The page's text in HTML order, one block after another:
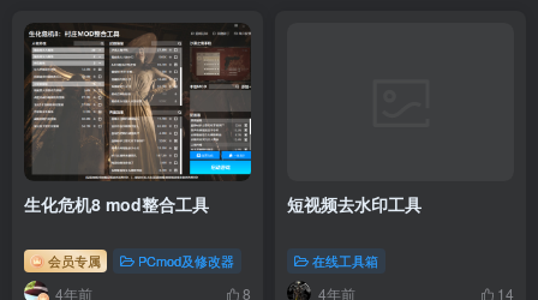
生化危机8 mod整合工具
会员专属 PCmod及修改器
4年前 8
短视频去水印工具
在线工具箱
4年前 14